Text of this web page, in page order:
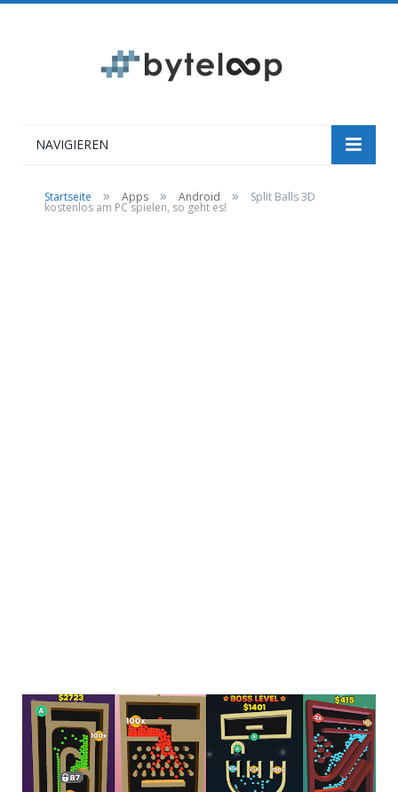
NAVIGIEREN
Startseite » Apps » Android » Split Balls 3D
kostenlos am PC spielen, so geht es!